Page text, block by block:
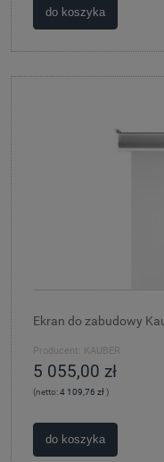
do koszyka
Ekran do zabudowy
Producent: KAUBER
5 055,00 zł
(netto:4 109,76 zł )
do koszyka